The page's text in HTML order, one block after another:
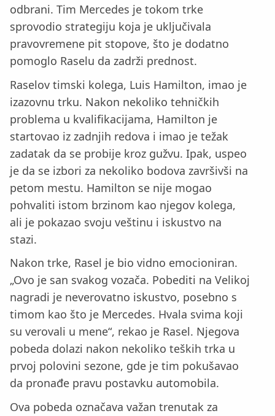
odbrani. Tim Mercedes je tokom trke
sprovodio strategiju koja je uključivala
pravovremene pit stopove, što je dodatno
pomoglo Raselu da zadrži prednost.
Raselov timski kolega, Luis Hamilton, imao je
izazovnu trku. Nakon nekoliko tehničkih
problema u kvalifikacijama, Hamilton je
startovao iz zadnjih redova i imao je težak
zadatak da se probije kroz gužvu. Ipak, uspeo
je da se izbori za nekoliko bodova završivši na
petom mestu. Hamilton se nije mogao
pohvaliti istom brzinom kao njegov kolega,
ali je pokazao svoju veštinu i iskustvo na
stazi.
Nakon trke, Rasel je bio vidno emocioniran.
„Ovo je san svakog vozača. Pobediti na Velikoj
nagradi je neverovatno iskustvo, posebno s
timom kao što je Mercedes. Hvala svima koji
su verovali u mene“, rekao je Rasel. Njegova
pobeda dolazi nakon nekoliko teških trka u
prvoj polovini sezone, gde je tim pokušavao
da pronađe pravu postavku automobila.
Ova pobeda označava važan trenutak za